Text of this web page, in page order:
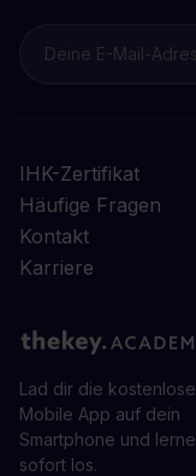
IHK-Zertifikat
Häufige Fragen
Kontakt
Karriere
Lad dir die kostenlose
Mobile App auf dein
Smartphone und lerne
sofort los.